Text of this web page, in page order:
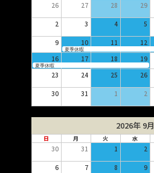
26 27 28 29
2 3 4 5
9 10 11 12
夏季休暇
16 17 18 19
夏季休暇
23 24 25 26
30 31 1 2
2026年 9月
日 月 火 水
30 31 1 2
6 7 8 9